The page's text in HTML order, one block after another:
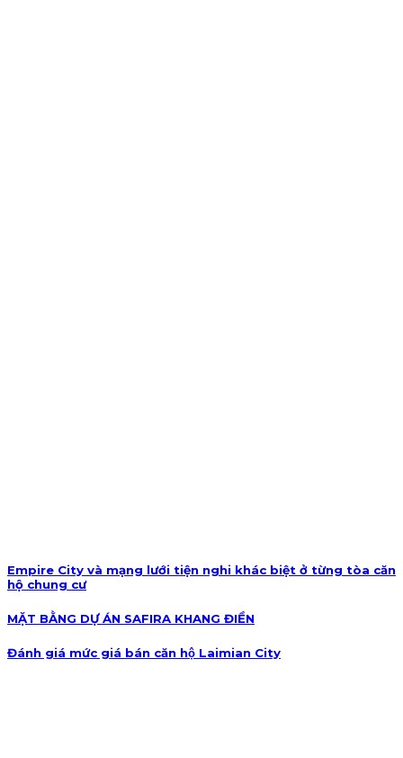
Empire City và mạng lưới tiện nghi khác biệt ở từng tòa căn
hộ chung cư
MẶT BẰNG DỰ ÁN SAFIRA KHANG ĐIỀN
Đánh giá mức giá bán căn hộ Laimian City